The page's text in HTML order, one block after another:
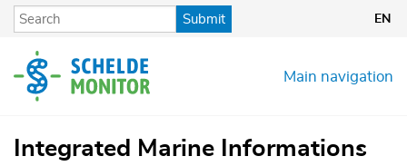
Skip
content
Submit EN
Main navigation
Integrated Marine Informations